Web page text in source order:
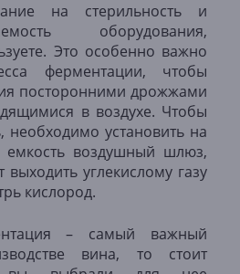
на стерильность и
оборудования,
Это особенно важно
ферментации, чтобы
посторонними дрожжами
в воздухе. Чтобы
необходимо установить на
емкость воздушный шлюз,
выходить углекислому газу
кислород.
– самый важный
вина, то стоит